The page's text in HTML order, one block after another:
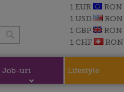
1 EUR
RON
1 USD
RON
1 GBP
RON
1 CHF
RON
Job-uri Lifestyle